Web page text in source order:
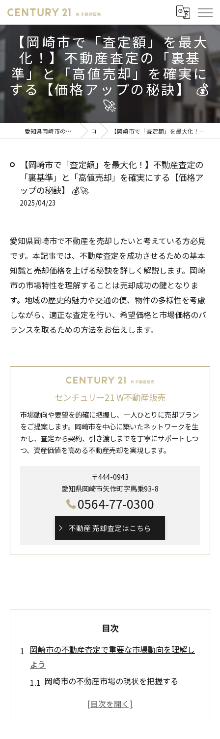
【岡崎市で「査定額」を最大
化！】不動産査定の「裏基
準」と「高値売却」を確実に
する【価格アップの秘訣】 💰
🚀
愛知県岡崎市の不動産売却ならセンチュリー21 W不動産販売 コラム 【岡崎市で「査定額」を最大化！】不動産査定の「裏基準」と「高値売却」を確実にする【価格アップの秘訣】 💰🚀
【岡崎市で「査定額」を最大化！】不動産査定の
「裏基準」と「高値売却」を確実にする【価格ア
ップの秘訣】 💰🚀
2025/04/23
愛知県岡崎市で不動産を売却したいと考えている方必見
です。本記事では、不動産査定を成功させるための基本
知識と売却価格を上げる秘訣を詳しく解説します。岡崎
市の市場特性を理解することは売却成功の鍵となりま
す。地域の歴史的魅力や交通の便、物件の多様性を考慮
しながら、適正な査定を行い、希望価格と市場価格のバ
ランスを取るための方法をお伝えします。
センチュリー21 W不動産販売
市場動向や要望を的確に把握し、一人ひとりに売却プラン
をご提案します。岡崎市を中心に築いたネットワークを生
かし、査定から契約、引き渡しまでを丁寧にサポートしつ
つ、資産価値を高める不動産売却を実現します。
〒444-0943
愛知県岡崎市矢作町字馬乗93-8
0564-77-0300
不動産 売却査定はこちら
目次
岡崎市の不動産査定で重要な市場動向を理解し
よう
岡崎市の不動産市場の現状を把握する
市場動向が不動産査定に与える影響